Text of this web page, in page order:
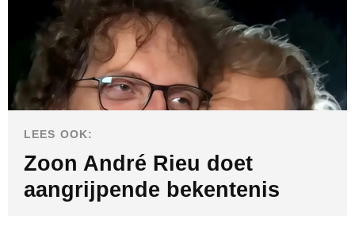
LEES OOK:
Zoon André Rieu doet
aangrijpende bekentenis